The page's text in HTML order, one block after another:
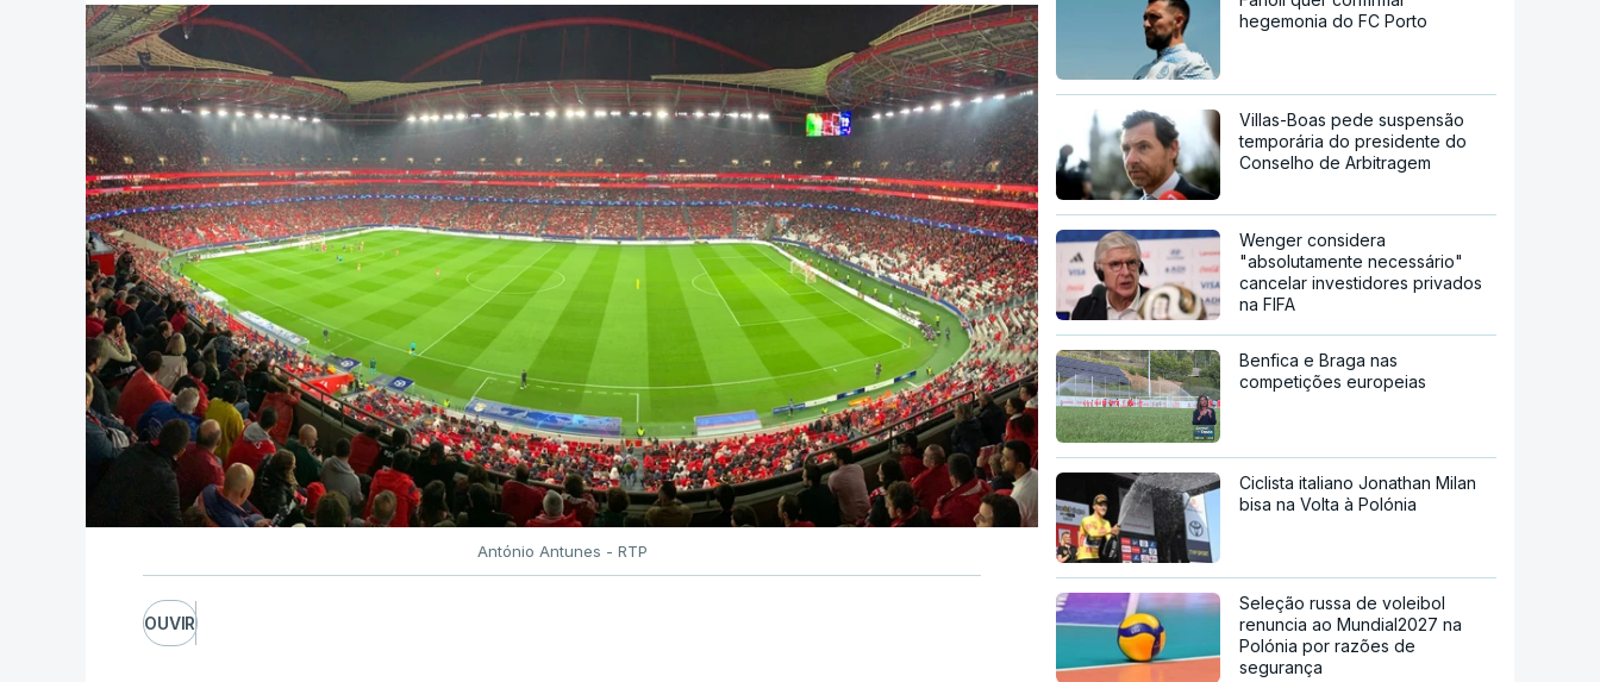
António Antunes - RTP
OUVIR
hegemonia do FC Porto
Villas-Boas pede suspensão
temporária do presidente do
Conselho de Arbitragem
Wenger considera
"absolutamente necessário"
cancelar investidores privados
na FIFA
Benfica e Braga nas
competições europeias
Ciclista italiano Jonathan Milan
bisa na Volta à Polónia
Seleção russa de voleibol
renuncia ao Mundial2027 na
Polónia por razões de
segurança